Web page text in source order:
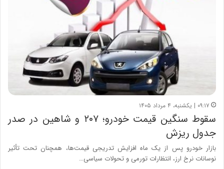
۰۹:۱۷ | یکشنبه، ۴ مرداد ۱۴۰۵
سقوط سنگین قیمت خودرو؛ ۲۰۷ و شاهین در صدر
جدول ریزش
بازار خودرو پس از یک ماه افزایش تدریجی قیمت‌ها، همچنان تحت تأثیر
نوسانات نرخ ارز، انتظارات تورمی و تحولات سیاسی…